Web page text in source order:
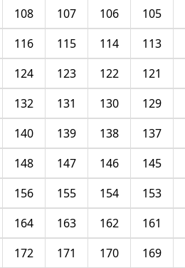
105
106
107
108
113
114
115
116
121
122
123
124
129
130
131
132
137
138
139
140
145
146
147
148
153
154
155
156
161
162
163
164
169
170
171
172